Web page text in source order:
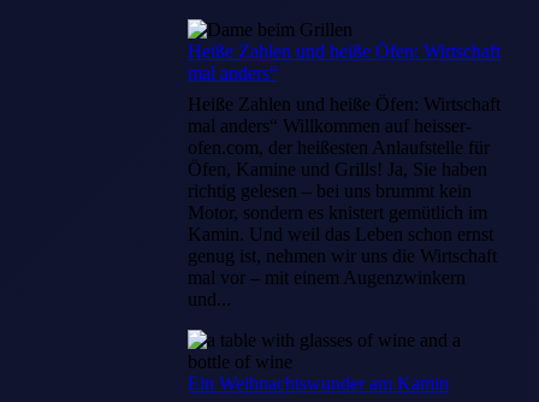
Heiße Zahlen und heiße Öfen: Wirtschaft
mal anders“
Heiße Zahlen und heiße Öfen: Wirtschaft
mal anders“ Willkommen auf heisser-
ofen.com, der heißesten Anlaufstelle für
Öfen, Kamine und Grills! Ja, Sie haben
richtig gelesen – bei uns brummt kein
Motor, sondern es knistert gemütlich im
Kamin. Und weil das Leben schon ernst
genug ist, nehmen wir uns die Wirtschaft
mal vor – mit einem Augenzwinkern
und...
Ein Weihnachtswunder am Kamin